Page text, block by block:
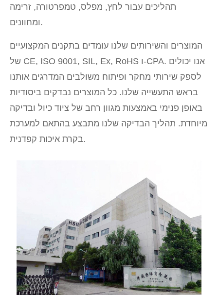
תהליכים עבור לחץ, מפלס, טמפרטורה, זרימה
ומחוונים.
המוצרים והשירותים שלנו עומדים בתקנים המקצועיים
של CE, ISO 9001, SIL, Ex, RoHS ו-CPA. אנו יכולים
לספק שירותי מחקר ופיתוח משולבים המדרגים אותנו
בראש התעשייה שלנו. כל המוצרים נבדקים ביסודיות
באופן פנימי באמצעות מגוון רחב של ציוד כיול ובדיקה
מיוחדת. תהליך הבדיקה שלנו מתבצע בהתאם למערכת
בקרת איכות קפדנית.